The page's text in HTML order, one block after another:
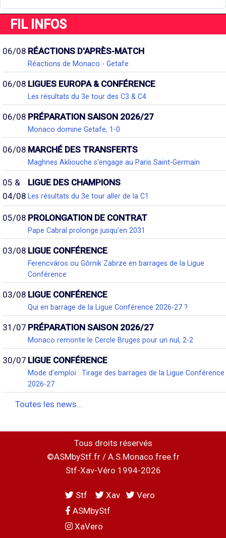
FIL INFOS
06/08 RÉACTIONS D'APRÈS-MATCH
Réactions de Monaco - Getafe
06/08 LIGUES EUROPA & CONFÉRENCE
Les résultats du 3e tour des C3 & C4
06/08 PRÉPARATION SAISON 2026/27
Monaco domine Getafe, 1-0
06/08 MARCHÉ DES TRANSFERTS
Maghnes Akliouche s'engage au Paris Saint-Germain
05 &
04/08
LIGUE DES CHAMPIONS
Les résultats du 3e tour aller de la C1
05/08 PROLONGATION DE CONTRAT
Pape Cabral prolonge jusqu'en 2031
03/08 LIGUE CONFÉRENCE
Ferencváros ou Górnik Zabrze en barrages de la Ligue
Conférence
03/08 LIGUE CONFÉRENCE
Qui en barrage de la Ligue Conférence 2026-27 ?
31/07 PRÉPARATION SAISON 2026/27
Monaco remonte le Cercle Bruges pour un nul, 2-2
30/07 LIGUE CONFÉRENCE
Mode d'emploi : Tirage des barrages de la Ligue Conférence
2026-27
Toutes les news...
Tous droits réservés
©ASMbyStf.fr / A.S.Monaco.free.fr
Stf-Xav-Véro 1994-2026
Stf Xav
Vero
ASMbyStf
XaVero